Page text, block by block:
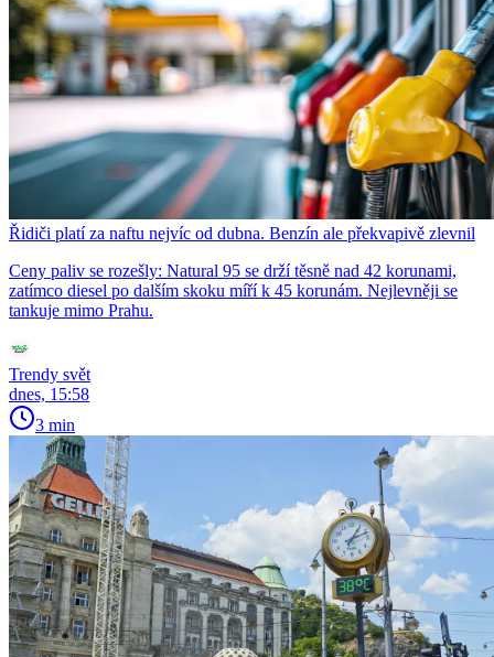
Řidiči platí za naftu nejvíc od dubna. Benzín ale překvapivě zlevnil
Ceny paliv se rozešly: Natural 95 se drží těsně nad 42 korunami,
zatímco diesel po dalším skoku míří k 45 korunám. Nejlevněji se
tankuje mimo Prahu.
Trendy svět
dnes, 15:58
3 min